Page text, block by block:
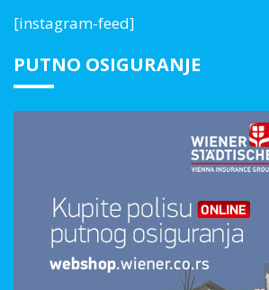
[instagram-feed]
PUTNO OSIGURANJE